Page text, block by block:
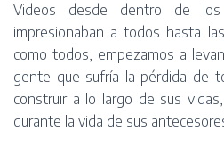
Videos desde dentro de
impresionaban a todos hasta
como todos, empezamos a
gente que sufría la pérdida de
construir a lo largo de sus
durante la vida de sus